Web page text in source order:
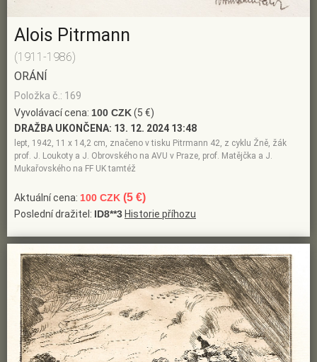
Alois Pitrmann
(1911-1986)
ORÁNÍ
Položka č.: 169
Vyvolávací cena: 100 CZK(5 €)
DRAŽBA UKONČENA: 13. 12. 2024 13:48
lept, 1942, 11 x 14,2 cm, značeno v tisku Pitrmann 42, z cyklu Žně, žák
prof. J. Loukoty a J. Obrovského na AVU v Praze, prof. Matějčka a J.
Mukařovského na FF UK tamtéž
Aktuální cena: 100 CZK (5 €)
Poslední dražitel: ID8**3 Historie příhozu